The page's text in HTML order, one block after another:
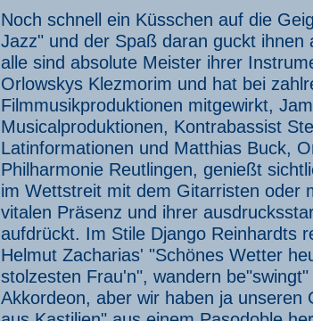
Noch schnell ein Küsschen auf die
Jazz" und der Spaß daran guckt
alle sind absolute Meister ihrer
Orlowskys Klezmorim und hat bei
Filmmusikproduktionen mitgewirkt,
Musicalproduktionen, Kontrabassist
Latinformationen und Matthias Buck,
Philharmonie Reutlingen, genießt
im Wettstreit mit dem Gitarristen oder
vitalen Präsenz und ihrer
aufdrückt. Im Stile Django Reinhardts
Helmut Zacharias' "Schönes Wetter
stolzesten Frau'n", wandern
Akkordeon, aber wir haben ja unseren